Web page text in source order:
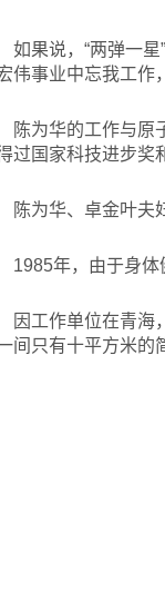
如果说，“两弹一
伟事业中忘我工作
陈为华的工作与原
过国家科技进步奖
陈为华、卓金叶夫
1985年，由于身体
因工作单位在青海
间只有十平方米的